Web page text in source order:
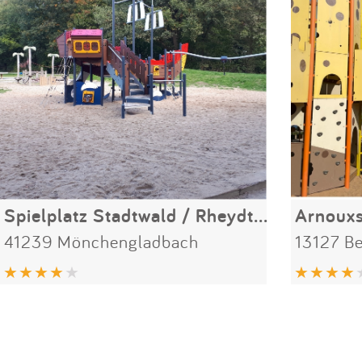
Spielplatz Stadtwald / Rheydter Höhe
41239 Mönchengladbach 13127